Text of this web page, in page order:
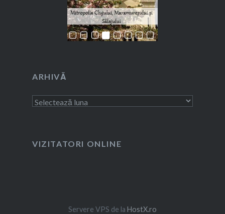
ARHIVĂ
Arhivă
VIZITATORI ONLINE
Servere VPS de la HostX.ro